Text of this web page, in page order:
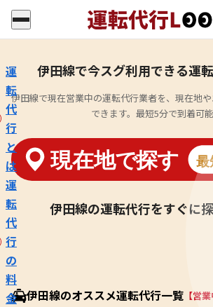
運
転
代
行
と
は
運
転
代
行
の
料
金
伊田線で今スグ利用できる運
伊田線で現在営業中の運転代行業者を、現在地
できます。最短5分で到着可能
伊田線の運転代行をすぐに
伊田線のオススメ運転代行一覧 【営業